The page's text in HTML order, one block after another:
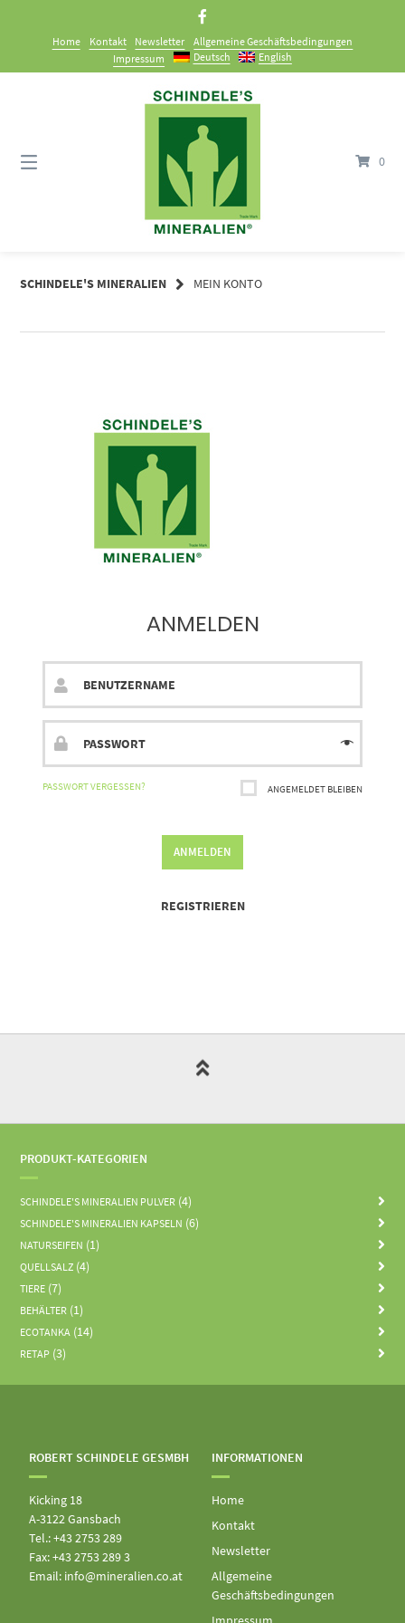
Home Kontakt Newsletter
Allgemeine Geschäftsbedingungen
Impressum
Deutsch English
0
SCHINDELE'S MINERALIEN MEIN KONTO
ANMELDEN
PASSWORT VERGESSEN? ANGEMELDET BLEIBEN
ANMELDEN
REGISTRIEREN
PRODUKT-KATEGORIEN
SCHINDELE'S MINERALIEN PULVER (4)
SCHINDELE'S MINERALIEN KAPSELN (6)
NATURSEIFEN (1)
QUELLSALZ (4)
TIERE (7)
BEHÄLTER (1)
ECOTANKA (14)
RETAP (3)
ROBERT SCHINDELE GESMBH
Kicking 18
A-3122 Gansbach
Tel.: +43 2753 289
Fax: +43 2753 289 3
Email: info@mineralien.co.at
INFORMATIONEN
Home
Kontakt
Newsletter
Allgemeine
Geschäftsbedingungen